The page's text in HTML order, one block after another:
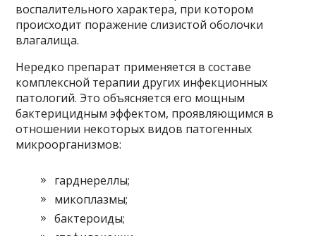
воспалительного характера, при котором
происходит поражение слизистой оболочки
влагалища.
Нередко препарат применяется в составе
комплексной терапии других инфекционных
патологий. Это объясняется его мощным
бактерицидным эффектом, проявляющимся в
отношении некоторых видов патогенных
микроорганизмов:
гарднереллы;
микоплазмы;
бактероиды;